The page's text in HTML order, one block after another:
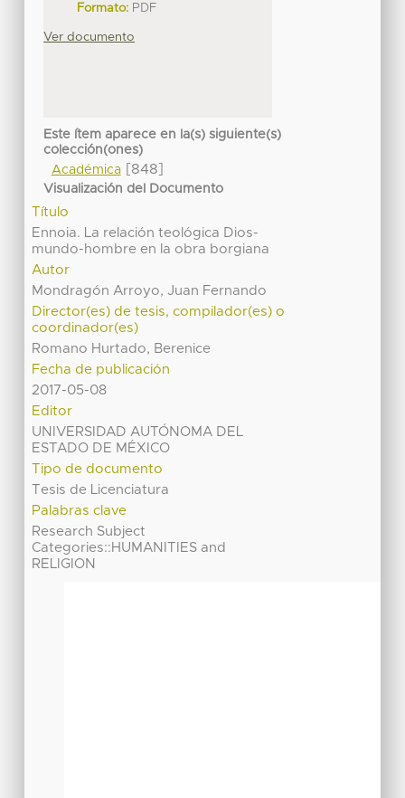
Formato: PDF
Ver documento
Este ítem aparece en la(s) siguiente(s)
colección(ones)
Académica[848]
Visualización del Documento
Título
Ennoia. La relación teológica Dios-
mundo-hombre en la obra borgiana
Autor
Mondragón Arroyo, Juan Fernando
Director(es) de tesis, compilador(es) o
coordinador(es)
Romano Hurtado, Berenice
Fecha de publicación
2017-05-08
Editor
UNIVERSIDAD AUTÓNOMA DEL
ESTADO DE MÉXICO
Tipo de documento
Tesis de Licenciatura
Palabras clave
Research Subject
Categories::HUMANITIES and
RELIGION